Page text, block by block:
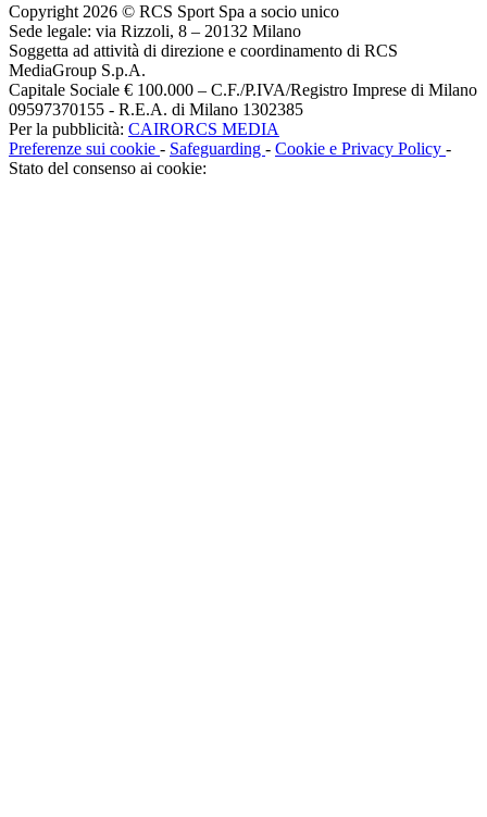
Copyright 2026 © RCS Sport Spa a socio unico
Sede legale: via Rizzoli, 8 – 20132 Milano
Soggetta ad attività di direzione e coordinamento di RCS
MediaGroup S.p.A.
Capitale Sociale € 100.000 – C.F./P.IVA/Registro Imprese di Milano
09597370155 - R.E.A. di Milano 1302385
Per la pubblicità: CAIRORCS MEDIA
Preferenze sui cookie - Safeguarding - Cookie e Privacy Policy -
Stato del consenso ai cookie: